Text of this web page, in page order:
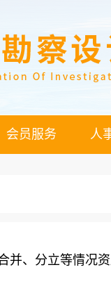
会员服务 人
并、分立等情况